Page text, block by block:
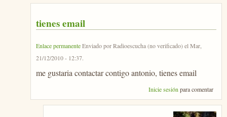
tienes email
Enlace permanenteEnviado porRadioescucha (no verificado)elMar,
21/12/2010 - 12:37.
me gustaria contactar contigo antonio, tienes email
Inicie sesión para comentar